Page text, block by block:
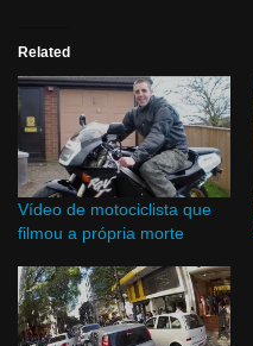
Related
Vídeo de motociclista que
filmou a própria morte